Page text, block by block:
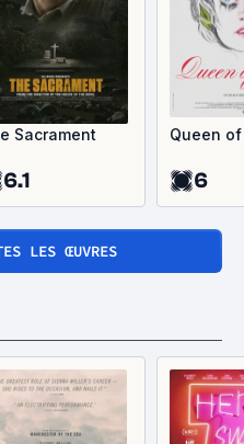
Sacrament
6.1
Queen
6
LES ŒUVRES